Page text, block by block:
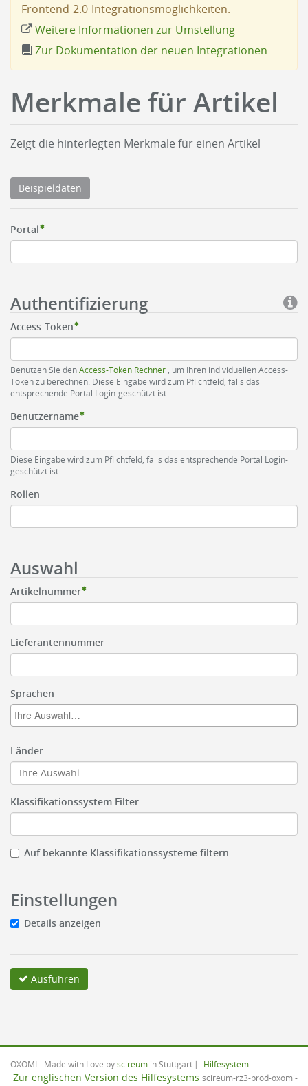
Frontend-2.0-Integrationsmöglichkeiten.
Weitere Informationen zur Umstellung
Zur Dokumentation der neuen Integrationen
Merkmale für Artikel
Zeigt die hinterlegten Merkmale für einen Artikel
Beispieldaten
Portal
Authentifizierung
Access-Token
Benutzen Sie denAccess-Token Rechner
, um Ihren individuellen Access-
Token zu berechnen. Diese Eingabe wird zum Pflichtfeld, falls das
entsprechende Portal Login-geschützt ist.
Benutzername
Diese Eingabe wird zum Pflichtfeld, falls das entsprechende Portal Login-
geschützt ist.
Rollen
Auswahl
Artikelnummer
Lieferantennummer
Sprachen
Länder
Klassifikationssystem Filter
Auf bekannte Klassifikationssysteme filtern
Einstellungen
Details anzeigen
Ausführen
OXOMI - Made with Love byscireum in Stuttgart Hilfesystem
Zur englischen Version des Hilfesystems scireum-rz3-prod-oxomi-